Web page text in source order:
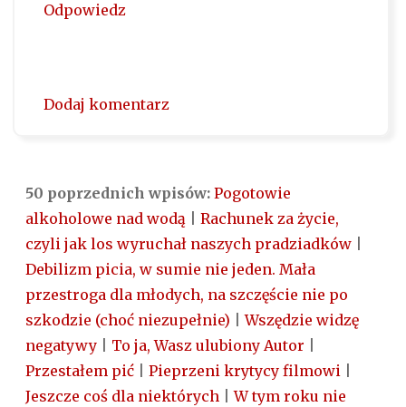
Odpowiedz
Dodaj komentarz
50 poprzednich wpisów: Pogotowie
alkoholowe nad wodą
Rachunek za życie,
czyli jak los wyruchał naszych pradziadków
Debilizm picia, w sumie nie jeden. Mała
przestroga dla młodych, na szczęście nie po
szkodzie (choć niezupełnie) |Wszędzie widzę
negatywy
To ja, Wasz ulubiony Autor
Przestałem pić
Pieprzeni krytycy filmowi
Jeszcze coś dla niektórych |W tym roku nie